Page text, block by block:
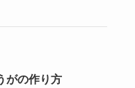
がの作り方